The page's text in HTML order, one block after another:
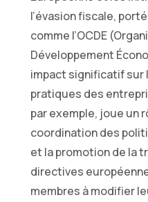
l’évasion fiscale,
comme l’OCDE
Développement
impact significatif sur
pratiques des
par exemple, joue un
coordination des
et la promotion de la
directives
membres à modifier